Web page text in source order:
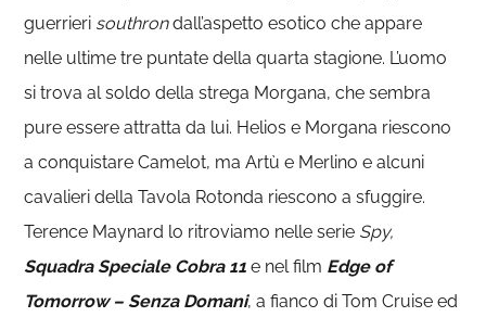
guerrieri southrondall’aspetto esotico che appare
nelle ultime tre puntate della quarta stagione. L’uomo
si trova al soldo della strega Morgana, che sembra
pure essere attratta da lui. Helios e Morgana riescono
a conquistare Camelot, ma Artù e Merlino e alcuni
cavalieri della Tavola Rotonda riescono a sfuggire.
Terence Maynard lo ritroviamo nelle serie Spy,
Squadra Speciale Cobra 11 e nel film Edge of
Tomorrow – Senza Domani, a fianco di Tom Cruise ed